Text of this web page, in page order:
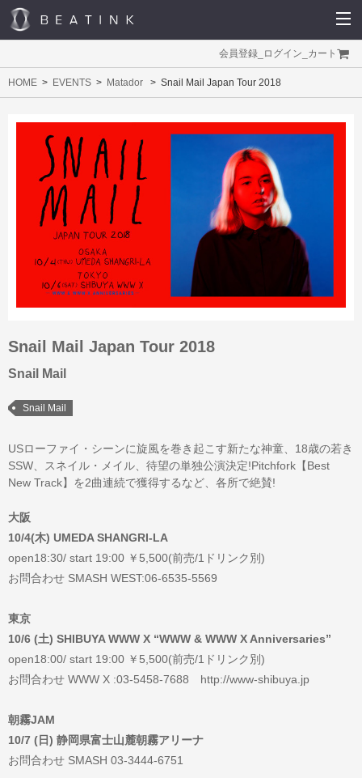
会員登録 ログイン カート
HOME EVENTS Matador Snail Mail Japan Tour 2018
Snail Mail Japan Tour 2018
Snail Mail
Snail Mail
USローファイ・シーンに旋風を巻き起こす新たな神童、18歳の若き
SSW、スネイル・メイル、待望の単独公演決定!Pitchfork【Best
New Track】を2曲連続で獲得するなど、各所で絶賛!
大阪
10/4(木) UMEDA SHANGRI-LA
open18:30/ start 19:00 ￥5,500(前売/1ドリンク別)
お問合わせ SMASH WEST:06-6535-5569
東京
10/6 (土) SHIBUYA WWW X “WWW & WWW X Anniversaries”
open18:00/ start 19:00 ￥5,500(前売/1ドリンク別)
お問合わせ WWW X :03-5458-7688 http://www-shibuya.jp
朝霧JAM
10/7 (日) 静岡県富士山麓朝霧アリーナ
お問合わせ SMASH 03-3444-6751